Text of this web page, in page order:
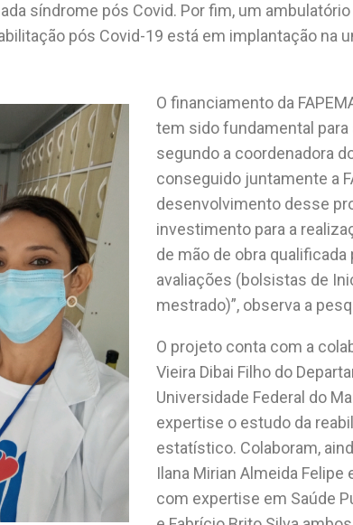
síndrome pós Covid. Por fim, um
pós Covid-19 está em implantação na
O financiamento da
tem sido fundamental para
segundo a coordenadora
conseguido juntamente a
desenvolvimento desse
investimento para a
de mão de obra
avaliações (bolsistas de
mestrado)”, observa a
O projeto conta com a
Vieira Dibai Filho do
Universidade Federal do
expertise o estudo da
estatístico. Colaboram,
Ilana Mirian Almeida Felipe
com expertise em Saúde